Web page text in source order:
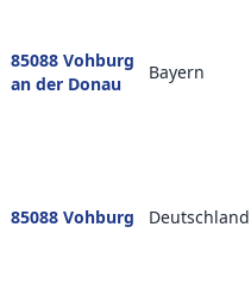
85088 Vohburg
an der Donau
Bayern
85088 Vohburg Deutschland